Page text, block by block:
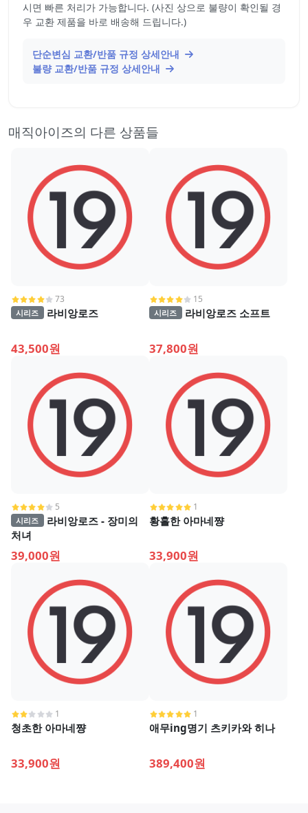
시면 빠른 처리가 가능합니다. (사진 상으로 불량이 확인될 경
우 교환 제품을 바로 배송해 드립니다.)
단순변심 교환/반품 규정 상세안내
불량 교환/반품 규정 상세안내
매직아이즈의 다른 상품들
73
시리즈 라비앙로즈
43,500원
15
시리즈 라비앙로즈 소프트
37,800원
5
시리즈
라비앙로즈 - 장미의
처녀
39,000원
1
황홀한 아마네쨩
33,900원
1
청초한 아마네쨩
33,900원
1
애무ing명기 츠키카와 히나
389,400원